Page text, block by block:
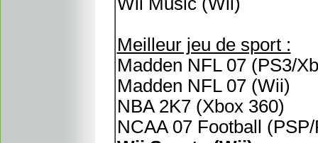
Meilleur jeu de sport :
Madden NFL 07 (PS3/
Madden NFL 07 (Wii)
NBA 2K7 (Xbox 360)
NCAA 07 Football